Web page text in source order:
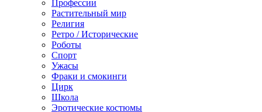
Профессии
Растительный мир
Религия
Ретро / Исторические
Роботы
Спорт
Ужасы
Фраки и смокинги
Цирк
Школа
Эротические костюмы